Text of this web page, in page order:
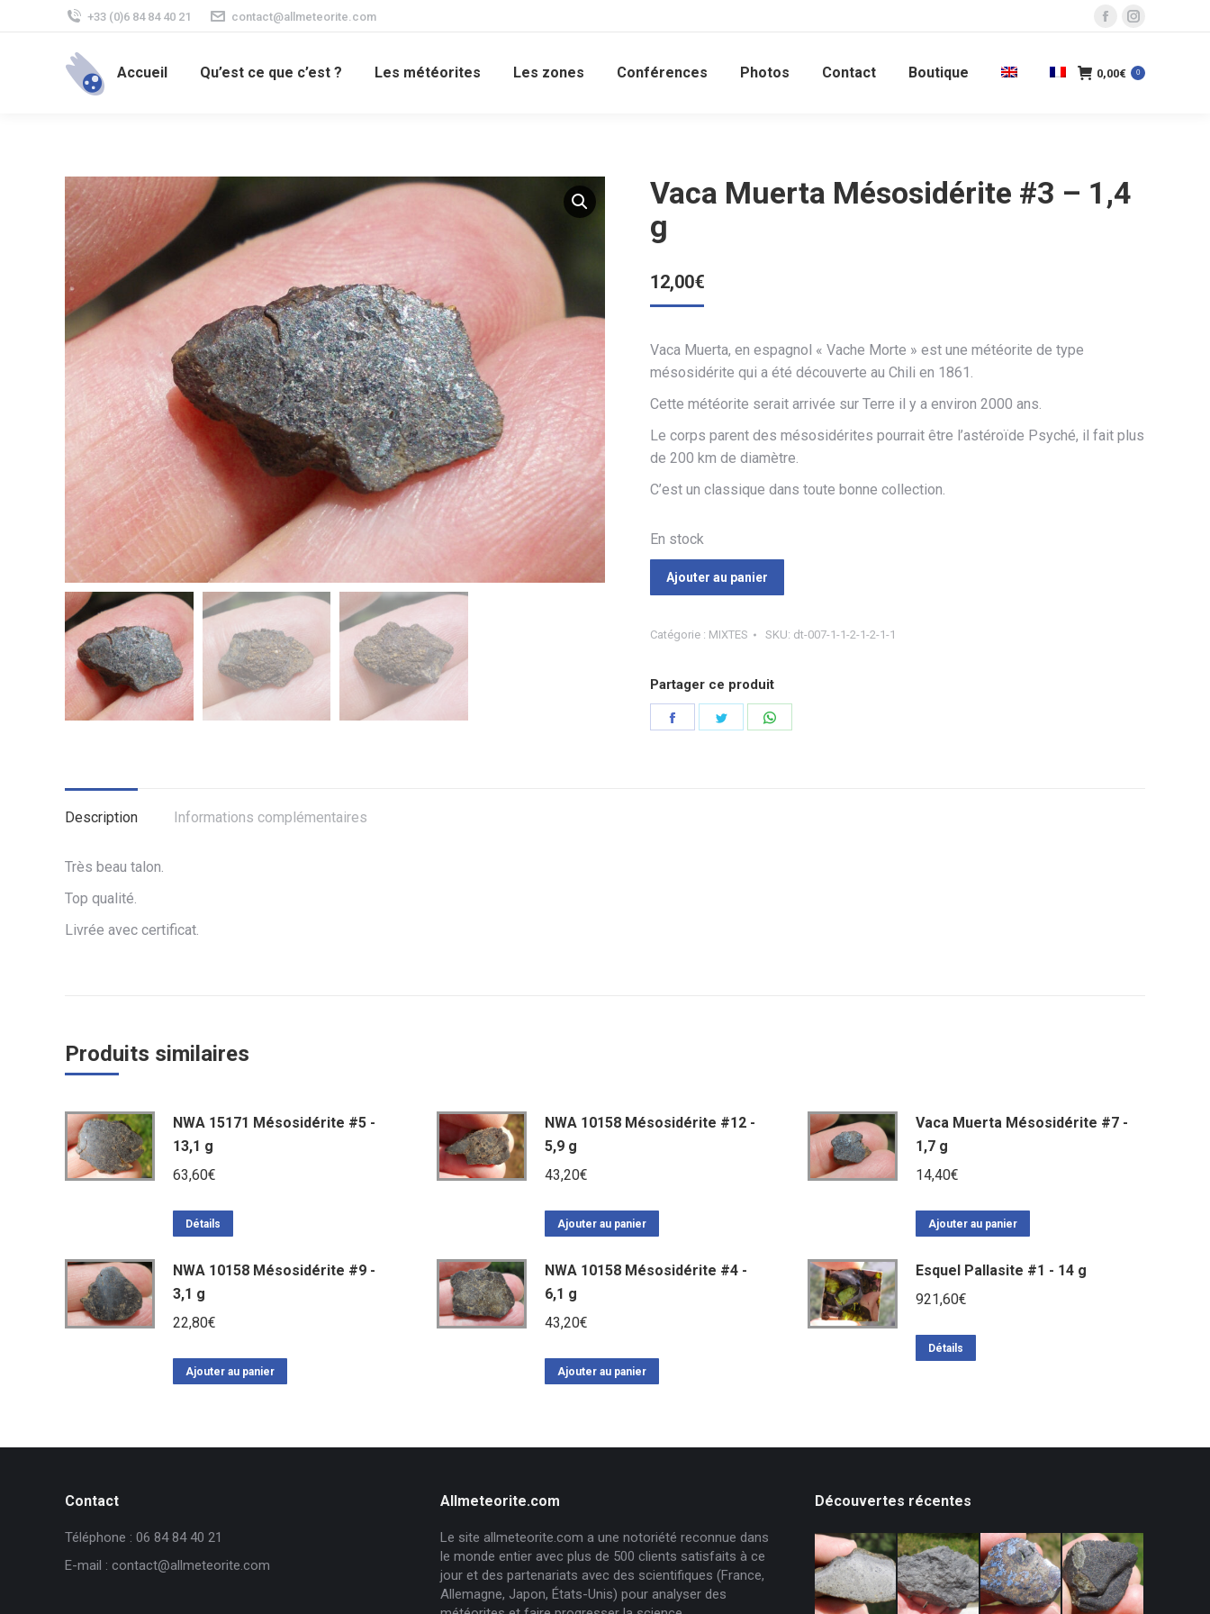
+33 (0)6 84 84 40 21 contact@allmeteorite.com
La
Facebook
fenêtre
La
Instagram
Accueil Qu’est ce que c’est ? Les météorites Les zones Conférences Photos Contact Boutique 0,00€ 0
Vaca Muerta Mésosidérite #3 – 1,4
g
12,00€
Vaca Muerta, en espagnol « Vache Morte » est une météorite de type
mésosidérite qui a été découverte au Chili en 1861.
Cette météorite serait arrivée sur Terre il y a environ 2000 ans.
Le corps parent des mésosidérites pourrait être l’astéroïde Psyché, il fait plus
de 200 km de diamètre.
C’est un classique dans toute bonne collection.
En stock
Ajouter au panier
Catégorie : MIXTES SKU: dt-007-1-1-2-1-2-1-1
Partager ce produit
Partager Partager
Description Informations complémentaires
Très beau talon.
Top qualité.
Livrée avec certificat.
Produits similaires
NWA 15171 Mésosidérite #5 -
13,1 g
63,60€
Détails
NWA 10158 Mésosidérite #12 -
5,9 g
43,20€
Ajouter au panier
Vaca Muerta Mésosidérite #7 -
1,7 g
14,40€
Ajouter au panier
NWA 10158 Mésosidérite #9 -
3,1 g
22,80€
Ajouter au panier
NWA 10158 Mésosidérite #4 -
6,1 g
43,20€
Ajouter au panier
Esquel Pallasite #1 - 14 g
921,60€
Détails
Contact
Téléphone : 06 84 84 40 21
E-mail : contact@allmeteorite.com
Allmeteorite.com
Le site allmeteorite.com a une notoriété reconnue dans
le monde entier avec plus de 500 clients satisfaits à ce
jour et des partenariats avec des scientifiques (France,
Allemagne, Japon, États-Unis) pour analyser des
Découvertes récentes